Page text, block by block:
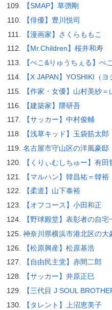
【SMAP】草彅剛
【俳優】豊川悦司
【漫画家】さくらももこ
【Mr.Children】桜井和寿
【ぺこ&りゅうちぇる】ぺ
【X JAPAN】YOSHIKI（ヨ
【作家・女優】山村美紗＝
【建築家】隈研吾
【サッカー】中村俊輔
【浅草キッド】玉袋筋太郎
名古屋市守山区の洋風豪邸
【くりぃむしちゅー】有田
【マルハン】韓昌祐＝韓裕
【柔道】山下泰裕
【オフコース】小田和正
【野球殿堂】表彰者の自宅
神奈川県横浜市港北区の大
【松原興産】松原基浩
【自由民主党】赤間二郎
【サッカー】井原正巳
【三代目 J SOUL
【タレント】上沼恵美子